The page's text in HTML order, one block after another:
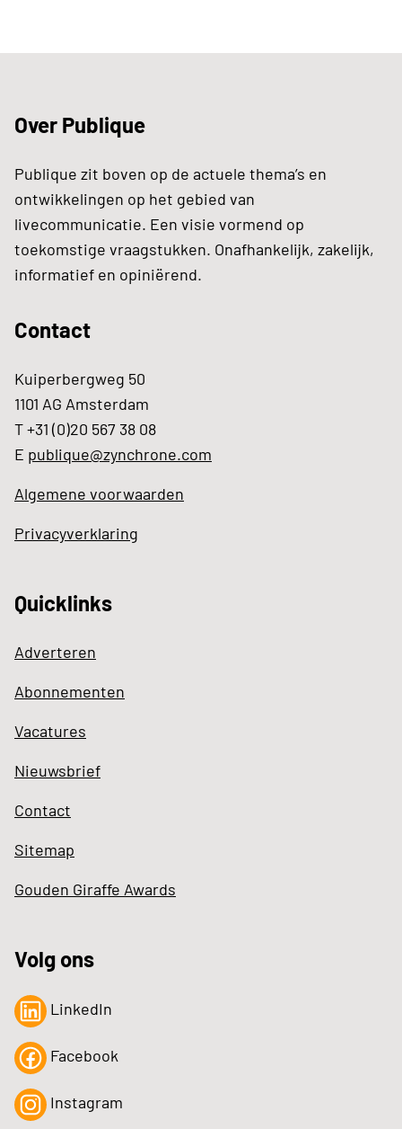
Over Publique
Publique zit boven op de actuele thema’s en
ontwikkelingen op het gebied van
livecommunicatie. Een visie vormend op
toekomstige vraagstukken. Onafhankelijk, zakelijk,
informatief en opiniërend.
Contact
Kuiperbergweg 50
1101 AG Amsterdam
T +31 (0)20 567 38 08
E publique@zynchrone.com
Algemene voorwaarden
Privacyverklaring
Quicklinks
Adverteren
Abonnementen
Vacatures
Nieuwsbrief
Contact
Sitemap
Gouden Giraffe Awards
Volg ons
LinkedIn
Facebook
Instagram